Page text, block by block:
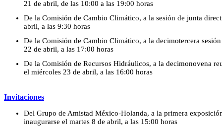
21 de abril, de las 10:00 a las 19:00 horas
De la Comisión de Cambio Climático, a la sesión de junta
abril, a las 9:30 horas
De la Comisión de Cambio Climático, a la decimotercera
22 de abril, a las 17:00 horas
De la Comisión de Recursos Hidráulicos, a la decimonovena
el miércoles 23 de abril, a las 16:00 horas
Invitaciones
Del Grupo de Amistad México-Holanda, a la primera
inaugurarse el martes 8 de abril, a las 15:00 horas